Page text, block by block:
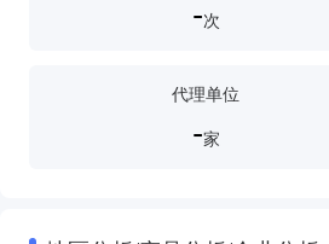
-次
代理单位
-家